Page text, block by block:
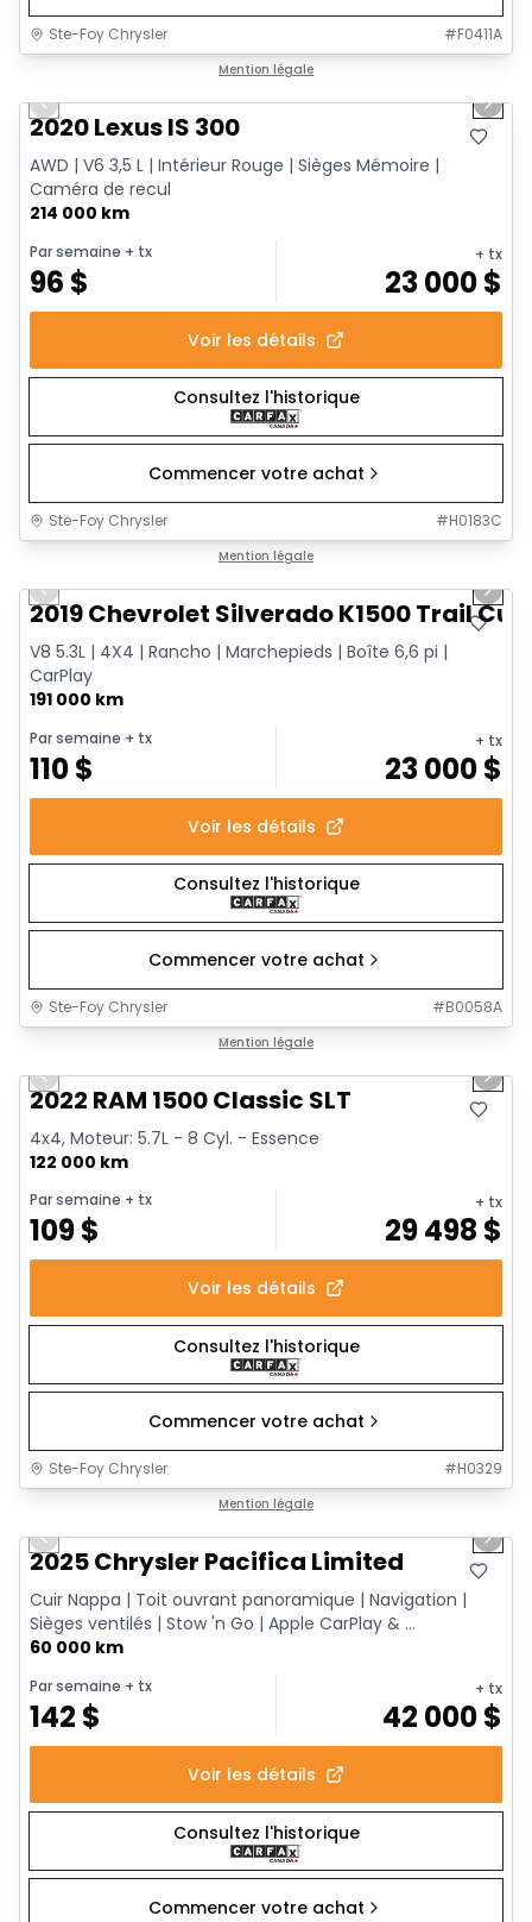
Ste-Foy Chrysler #F0411A
Mention légale
Previous slide Next
2020 Lexus IS 300
AWD | V6 3,5 L | Intérieur Rouge | Sièges Mémoire |
Caméra de recul
214 000 km
Par semaine + tx
96 $
+ tx
23 000$
Voir les détails
Consultez l'historique
Commencer votre achat
Ste-Foy Chrysler #H0183C
Mention légale
Previous slide Next
2019 Chevrolet Silverado K1500 Trail
V8 5.3L | 4X4 | Rancho | Marchepieds | Boîte 6,6 pi |
CarPlay
191 000 km
Par semaine + tx
110$
+ tx
23 000$
Voir les détails
Consultez l'historique
Commencer votre achat
Ste-Foy Chrysler #B0058A
Mention légale
Previous slide Next
2022 RAM 1500 Classic SLT
4x4, Moteur: 5.7L - 8 Cyl. - Essence
122 000 km
Par semaine + tx
109$
+ tx
29 498 $
Voir les détails
Consultez l'historique
Commencer votre achat
Ste-Foy Chrysler #H0329
Mention légale
Previous slide Next
2025 Chrysler Pacifica Limited
Cuir Nappa | Toit ouvrant panoramique | Navigation |
Sièges ventilés | Stow 'n Go | Apple CarPlay & ...
60 000 km
Par semaine + tx
142 $
+ tx
42 000$
Voir les détails
Consultez l'historique
Commencer votre achat